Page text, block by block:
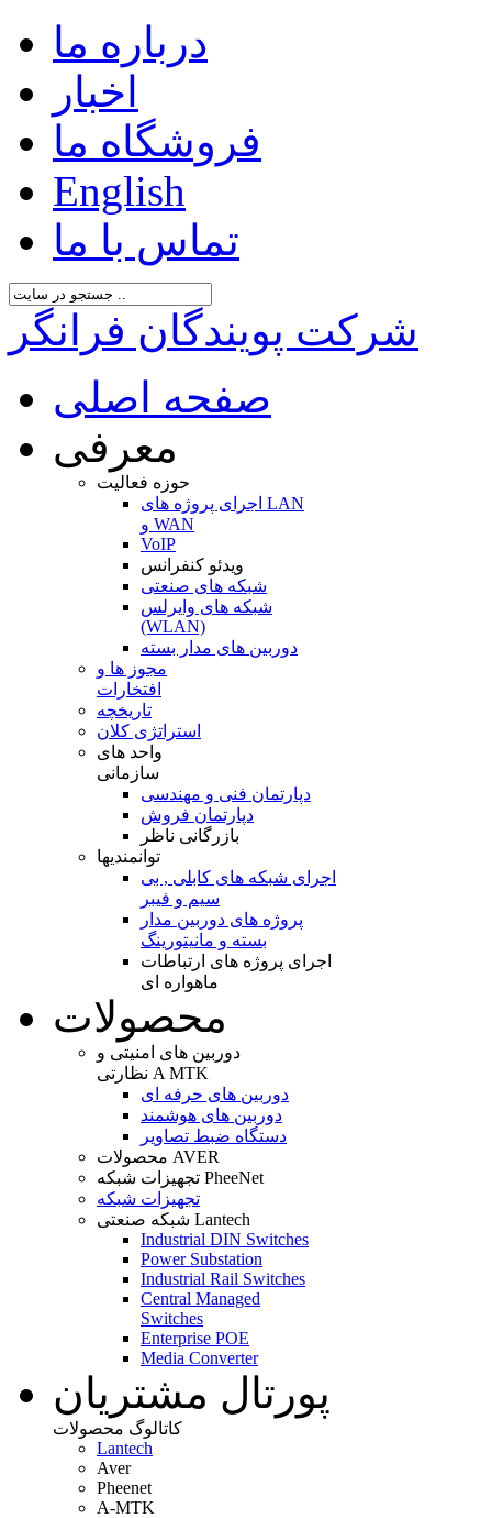
درباره ما
اخبار
فروشگاه ما
English
تماس با ما
شرکت پویندگان فرانگر
صفحه اصلی
معرفی
حوزه فعالیت
اجرای پروژه های LAN
و WAN
VoIP
ویدئو کنفرانس
شبکه های صنعتی
شبکه های وایرلس
(WLAN)
دوربین های مدار بسته
مجوز ها و
افتخارات
تاریخچه
استراتژی کلان
واحد های
سازمانی
دپارتمان فنی و مهندسی
دپارتمان فروش
بازرگانی ناظر
توانمندیها
اجرای شبکه های کابلی , بی
سیم و فیبر
پروژه های دوربین مدار
بسته و مانیتورینگ
اجرای پروژه های ارتباطات
ماهواره ای
محصولات
دوربین های امنیتی و
نظارتی A MTK
دوربین های حرفه ای
دوربین های هوشمند
دستگاه ضبط تصاویر
محصولات AVER
تجهیزات شبکه PheeNet
تجهیزات شبکه
شبکه صنعتی Lantech
Industrial DIN Switches
Power Substation
Industrial Rail Switches
Central Managed
Switches
Enterprise POE
Media Converter
پورتال مشتریان
کاتالوگ محصولات
Lantech
Aver
Pheenet
A-MTK